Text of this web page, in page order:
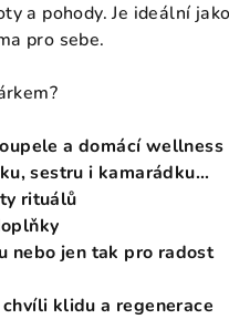
a pohody. Je ideální
pro sebe.
a domácí wellness
sestru i kamarádku...
rituálů
nebo jen tak pro radost
klidu a regenerace